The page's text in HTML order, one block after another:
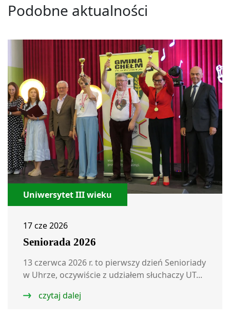
Podobne aktualności
Uniwersytet III wieku
17 cze 2026
Seniorada 2026
13 czerwca 2026 r. to pierwszy dzień Senioriady
w Uhrze, oczywiście z udziałem słuchaczy UT...
czytaj dalej